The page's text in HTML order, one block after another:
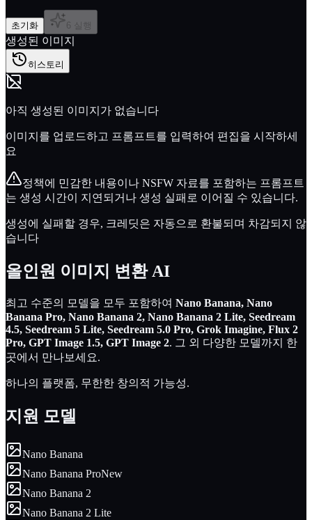
초기화 6 실행
생성된 이미지
히스토리
아직 생성된 이미지가 없습니다
이미지를 업로드하고 프롬프트를 입력하여 편집을 시작하세
요
정책에 민감한 내용이나 NSFW 자료를 포함하는 프롬프트
는 생성 시간이 지연되거나 생성 실패로 이어질 수 있습니다.
생성에 실패할 경우, 크레딧은 자동으로 환불되며 차감되지 않
습니다
올인원 이미지 변환 AI
최고 수준의 모델을 모두 포함하여 Nano Banana, Nano
Banana Pro, Nano Banana 2, Nano Banana 2 Lite, Seedream
4.5, Seedream 5 Lite, Seedream 5.0 Pro, Grok Imagine, Flux 2
Pro, GPT Image 1.5, GPT Image 2. 그 외 다양한 모델까지 한
곳에서 만나보세요.
하나의 플랫폼, 무한한 창의적 가능성.
지원 모델
Nano Banana
Nano Banana ProNew
Nano Banana 2
Nano Banana 2 Lite